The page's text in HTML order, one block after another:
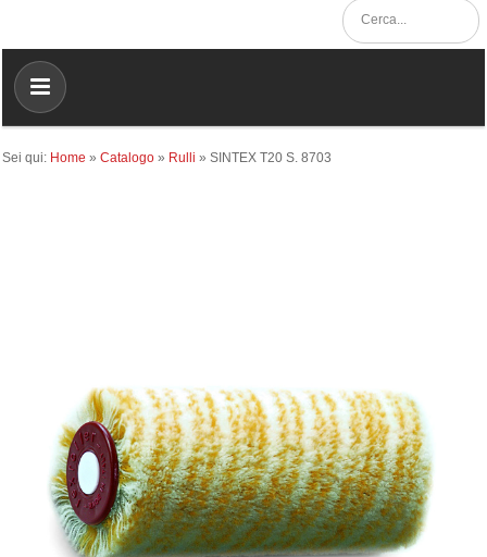
Sei qui: Home » Catalogo » Rulli » SINTEX T20 S. 8703